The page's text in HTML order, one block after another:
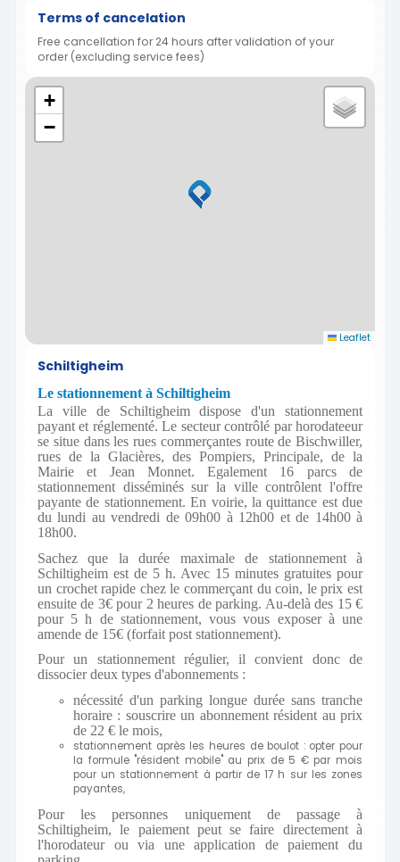
Terms of cancelation
Free cancellation for 24 hours after validation of your
order (excluding service fees)
+
−
Leaflet
Schiltigheim
Le stationnement à Schiltigheim
La ville de Schiltigheim dispose d'un stationnement
payant et réglementé. Le secteur contrôlé par horodateeur
se situe dans les rues commerçantes route de Bischwiller,
rues de la Glacières, des Pompiers, Principale, de la
Mairie et Jean Monnet. Egalement 16 parcs de
stationnement disséminés sur la ville contrôlent l'offre
payante de stationnement. En voirie, la quittance est due
du lundi au vendredi de 09h00 à 12h00 et de 14h00 à
18h00.
Sachez que la durée maximale de stationnement à
Schiltigheim est de 5 h. Avec 15 minutes gratuites pour
un crochet rapide chez le commerçant du coin, le prix est
ensuite de 3€ pour 2 heures de parking. Au-delà des 15 €
pour 5 h de stationnement, vous vous exposer à une
amende de 15€ (forfait post stationnement).
Pour un stationnement régulier, il convient donc de
dissocier deux types d'abonnements :
nécessité d'un parking longue durée sans tranche
horaire : souscrire un abonnement résident au prix
de 22 € le mois,
stationnement après les heures de boulot : opter pour
la formule "résident mobile" au prix de 5 € par mois
pour un stationnement à partir de 17 h sur les zones
payantes,
Pour les personnes uniquement de passage à
Schiltigheim, le paiement peut se faire directement à
l'horodateur ou via une application de paiement du